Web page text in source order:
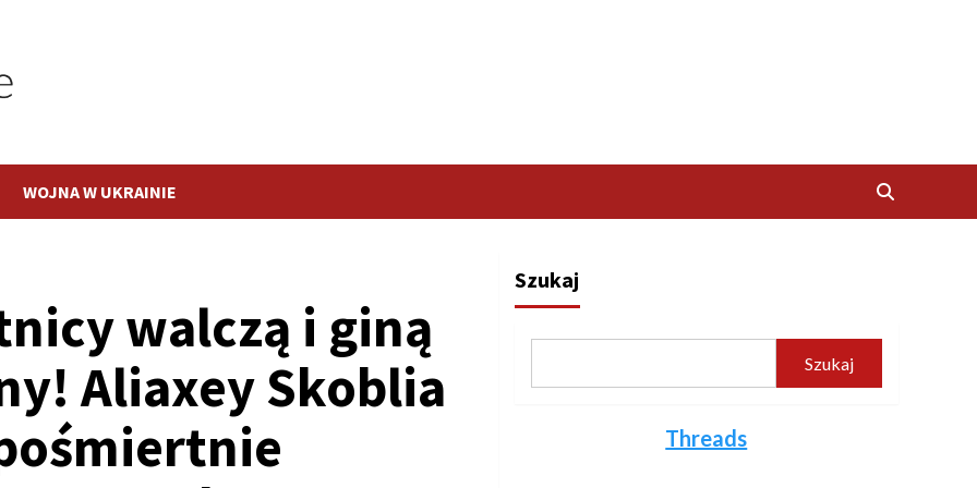
WOJNA W UKRAINIE
walczą i giną
Aliaxey Skoblia
Szukaj
Szukaj
Threads